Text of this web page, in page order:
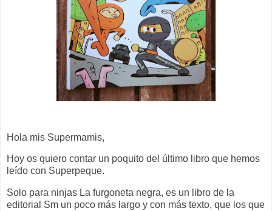
Hola mis Supermamis,
Hoy os quiero contar un poquito del último libro que hemos
leído con Superpeque.
Solo para ninjas La furgoneta negra, es un libro de la
editorial Sm un poco más largo y con más texto, que los que